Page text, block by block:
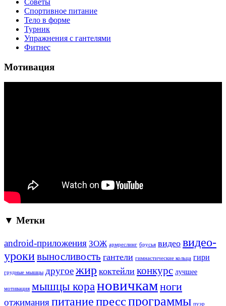
Советы
Спортивное питание
Тело в форме
Турник
Упражнения с гантелями
Фитнес
Мотивация
▼ Метки
android-приложения ЗОЖ армреслинг брусья видео видео-
урокивыносливость гантели гимнастические кольца гири
грудные мышцы другоежир коктейли конкурс лучшее
мотивация мышцы кора новичкамноги
отжиманияпитаниепресспрограммы пуэр